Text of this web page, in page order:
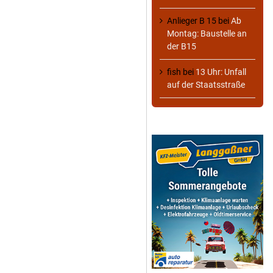
Anlieger B 15 beiAb
Montag: Baustelle an
der B15
fish bei 13 Uhr: Unfall
auf der Staatsstraße